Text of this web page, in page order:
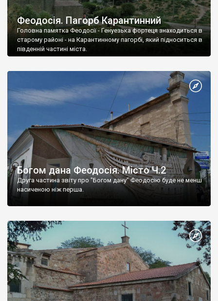
Феодосія. Пагорб Карантинний
Головна памятка Феодосії - Генуезька фортеця знаходиться в
старому районі - на Карантинному пагорбі, який підноситься в
південній частині міста.
Богом дана Феодосія. Місто Ч.2
Друга частина звіту про "Богом дану" Феодосію буде не менш
насиченою ніж перша.